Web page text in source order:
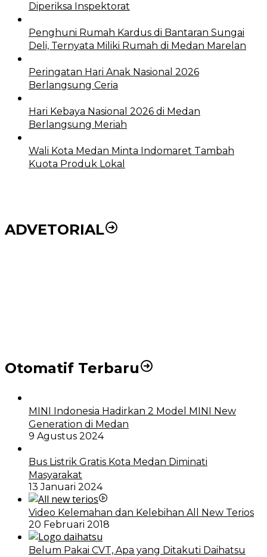
Diperiksa Inspektorat
Penghuni Rumah Kardus di Bantaran Sungai
Deli, Ternyata Miliki Rumah di Medan Marelan
Peringatan Hari Anak Nasional 2026
Berlangsung Ceria
Hari Kebaya Nasional 2026 di Medan
Berlangsung Meriah
Wali Kota Medan Minta Indomaret Tambah
Kuota Produk Lokal
ADVETORIAL
Otomatif Terbaru
MINI Indonesia Hadirkan 2 Model MINI New
Generation di Medan
9 Agustus 2024
Bus Listrik Gratis Kota Medan Diminati
Masyarakat
13 Januari 2024
Video Kelemahan dan Kelebihan All New Terios
20 Februari 2018
Belum Pakai CVT, Apa yang Ditakuti Daihatsu